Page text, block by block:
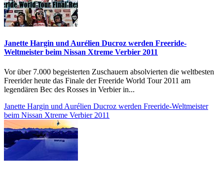
Janette Hargin und Aurélien Ducroz werden Freeride-
Weltmeister beim Nissan Xtreme Verbier 2011
Vor über 7.000 begeisterten Zuschauern absolvierten die weltbesten
Freerider heute das Finale der Freeride World Tour 2011 am
legendären Bec des Rosses in Verbier in...
Janette Hargin und Aurélien Ducroz werden Freeride-Weltmeister
beim Nissan Xtreme Verbier 2011